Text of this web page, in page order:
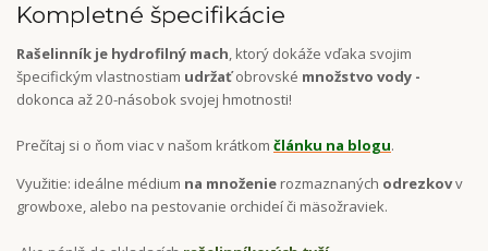
Kompletné špecifikácie
Rašelinník je hydrofilný mach, ktorý dokáže vďaka svojim
špecifickým vlastnostiam udržaťobrovské množstvo vody -
dokonca až 20-násobok svojej hmotnosti!
Prečítaj si o ňom viac v našom krátkom článku na blogu.
Využitie: ideálne médium na množenie rozmaznaných odrezkovv
growboxe, alebo na pestovanie orchideí či mäsožraviek.